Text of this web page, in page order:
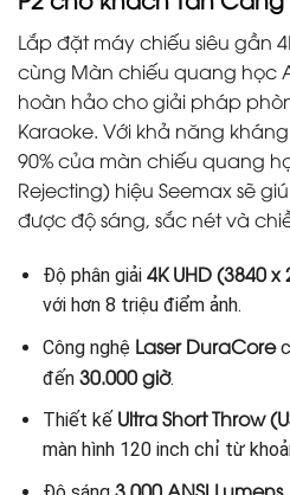
Lắp đặt máy chiếu siêu gần
cùng Màn chiếu quang học
hoàn hảo cho giải pháp
Karaoke. Với khả năng
90% của màn chiếu quang
Rejecting) hiệu Seemax sẽ
được độ sáng, sắc nét và
Độ phân giải 4K UHD (3840 x
với hơn 8 triệu điểm ảnh.
Công nghệ Laser DuraCore
đến 30.000 giờ.
Thiết kế Ultra Short Throw
màn hình 120 inch chỉ từ